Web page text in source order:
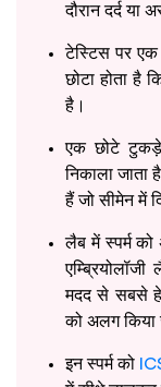
दौरान दर्द या
टेस्टिस पर एक
छोटा होता है
है।
एक छोटे टुकड़े
निकाला जाता
हैं जो सीमेन में
लैब में स्पर्म
मदद से सबसे
को अलग किया
इन स्पर्म को